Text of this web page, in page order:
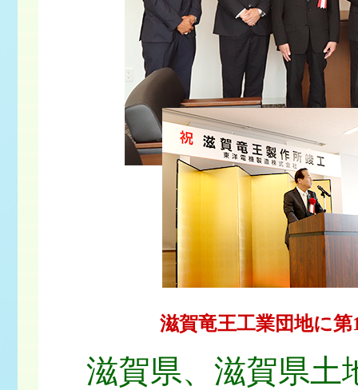
滋賀竜王工業団地に
滋賀県、滋賀県土